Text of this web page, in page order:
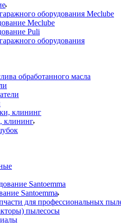
оборудования Meclube
Meclube
Puli
оборудования
обработанного масла
клининг
Santoemma
для профессиональных
пылесосы